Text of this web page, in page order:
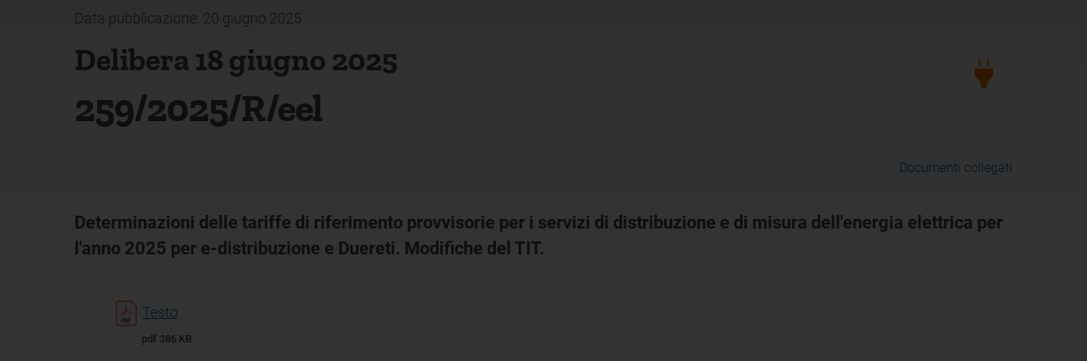
Data pubblicazione: 20 giugno 2025
Delibera 18 giugno 2025
259/2025/R/eel
Documenti collegati
Determinazioni delle tariffe di riferimento provvisorie per i servizi di distribuzione e di misura dell'energia elettrica per
l'anno 2025 per e-distribuzione e Duereti. Modifiche del TIT.
Testo
pdf 386 KB